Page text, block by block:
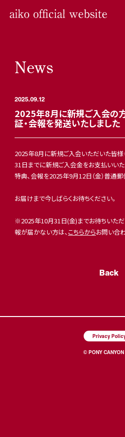
News
2025.09.12
2025年8月に新規ご入会の
証・会報を発送いたしました
2025年8月に新規ご入会いただいた皆
31日までに新規ご入会金をお支払いいた
特典、会報を2025年9月12日（金）普通
お届けまで今しばらくお待ちください。
※2025年10月31日(金)までお待ちいただ
報が届かない方は、こちらからお問い合
Back
Privacy
© PONY CANYON